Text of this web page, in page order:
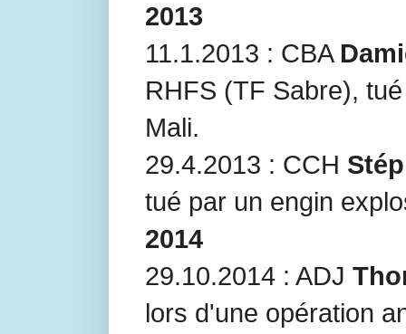
2013
11.1.2013 : CBA
RHFS (TF Sabre),
Mali.
29.4.2013 : CCH
tué par un engin
2014
29.10.2014 : ADJ
lors d'une opération